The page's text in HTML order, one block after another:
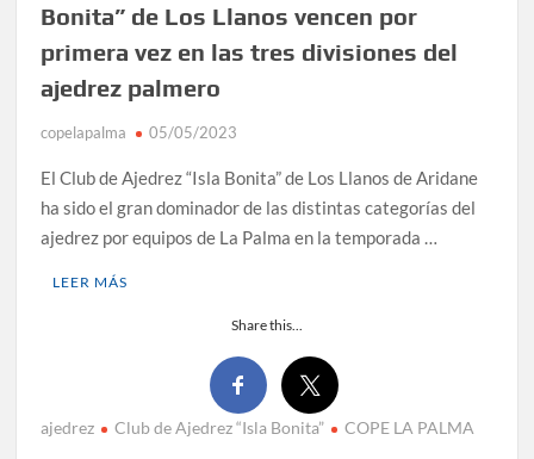
Bonita” de Los Llanos vencen por
primera vez en las tres divisiones del
ajedrez palmero
copelapalma 05/05/2023
El Club de Ajedrez “Isla Bonita” de Los Llanos de Aridane
ha sido el gran dominador de las distintas categorías del
ajedrez por equipos de La Palma en la temporada …
LEER MÁS
Share this...
ajedrez Club de Ajedrez “Isla Bonita” COPE LA PALMA